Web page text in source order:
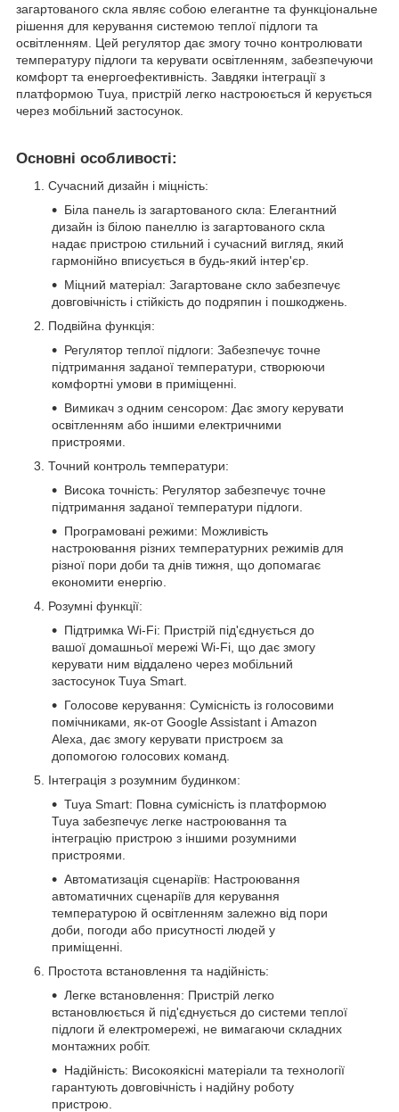
загартованого скла являє собою елегантне та функціональне
рішення для керування системою теплої підлоги та
освітленням. Цей регулятор дає змогу точно контролювати
температуру підлоги та керувати освітленням, забезпечуючи
комфорт та енергоефективність. Завдяки інтеграції з
платформою Tuya, пристрій легко настроюється й керується
через мобільний застосунок.
Основні особливості:
Сучасний дизайн і міцність:
Біла панель із загартованого скла: Елегантний
дизайн із білою панеллю із загартованого скла
надає пристрою стильний і сучасний вигляд, який
гармонійно вписується в будь-який інтер'єр.
Міцний матеріал: Загартоване скло забезпечує
довговічність і стійкість до подряпин і пошкоджень.
Подвійна функція:
Регулятор теплої підлоги: Забезпечує точне
підтримання заданої температури, створюючи
комфортні умови в приміщенні.
Вимикач з одним сенсором: Дає змогу керувати
освітленням або іншими електричними
пристроями.
Точний контроль температури:
Висока точність: Регулятор забезпечує точне
підтримання заданої температури підлоги.
Програмовані режими: Можливість
настроювання різних температурних режимів для
різної пори доби та днів тижня, що допомагає
економити енергію.
Розумні функції:
Підтримка Wi-Fi: Пристрій під'єднується до
вашої домашньої мережі Wi-Fi, що дає змогу
керувати ним віддалено через мобільний
застосунок Tuya Smart.
Голосове керування: Сумісність із голосовими
помічниками, як-от Google Assistant і Amazon
Alexa, дає змогу керувати пристроєм за
допомогою голосових команд.
Інтеграція з розумним будинком:
Tuya Smart: Повна сумісність із платформою
Tuya забезпечує легке настроювання та
інтеграцію пристрою з іншими розумними
пристроями.
Автоматизація сценаріїв: Настроювання
автоматичних сценаріїв для керування
температурою й освітленням залежно від пори
доби, погоди або присутності людей у
приміщенні.
Простота встановлення та надійність:
Легке встановлення: Пристрій легко
встановлюється й під'єднується до системи теплої
підлоги й електромережі, не вимагаючи складних
монтажних робіт.
Надійність: Високоякісні матеріали та технології
гарантують довговічність і надійну роботу
пристрою.